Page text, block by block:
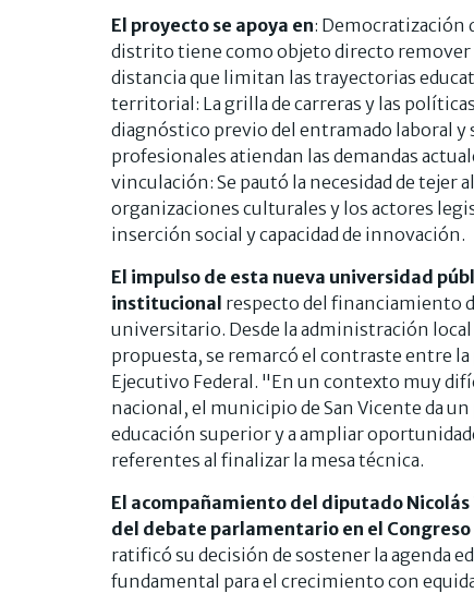
El proyecto se apoya en: Democratización
distrito tiene como objeto directo remover
distancia que limitan las trayectorias
territorial: La grilla de carreras y las
diagnóstico previo del entramado laboral y
profesionales atiendan las demandas
vinculación: Se pautó la necesidad de tejer
organizaciones culturales y los actores
inserción social y capacidad de innovación.
El impulso de esta nueva universidad
institucional respecto del financiamiento
universitario. Desde la administración
propuesta, se remarcó el contraste entre
Ejecutivo Federal. "En un contexto muy
nacional, el municipio de San Vicente da
educación superior y a ampliar
referentes al finalizar la mesa técnica.
El acompañamiento del diputado
del debate parlamentario en el Congreso
ratificó su decisión de sostener la agenda
fundamental para el crecimiento con